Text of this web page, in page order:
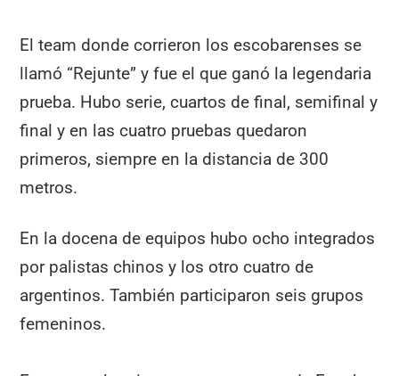
El team donde corrieron los escobarenses se
llamó “Rejunte” y fue el que ganó la legendaria
prueba. Hubo serie, cuartos de final, semifinal y
final y en las cuatro pruebas quedaron
primeros, siempre en la distancia de 300
metros.
En la docena de equipos hubo ocho integrados
por palistas chinos y los otro cuatro de
argentinos. También participaron seis grupos
femeninos.